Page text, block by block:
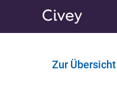
Zur Übersicht